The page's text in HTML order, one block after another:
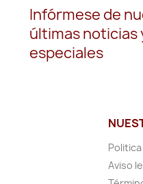
Infórmese de
últimas noticias
especiales
Aviso